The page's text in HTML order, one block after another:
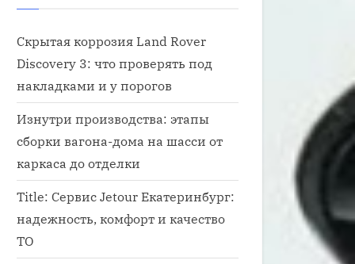
Скрытая коррозия Land Rover
Discovery 3: что проверять под
накладками и у порогов
Изнутри производства: этапы
сборки вагона-дома на шасси от
каркаса до отделки
Title: Сервис Jetour Екатеринбург:
надежность, комфорт и качество
ТО